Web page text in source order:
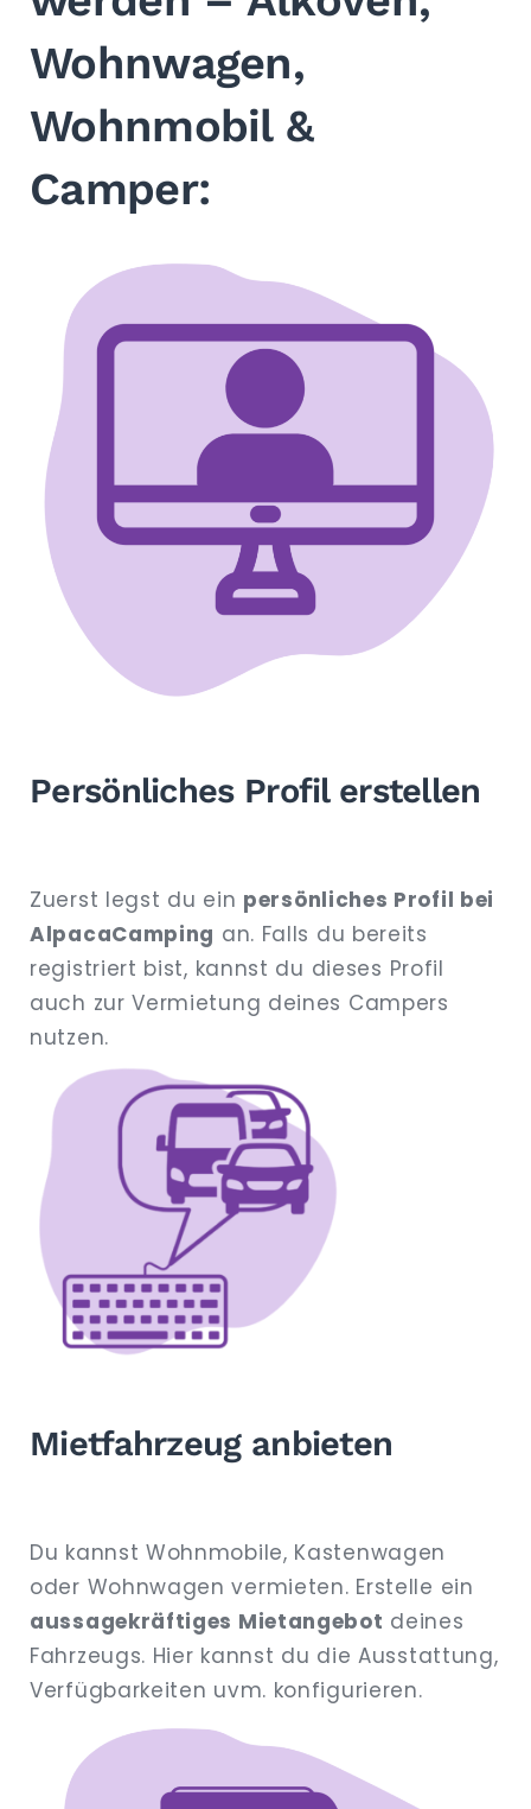
Wohnwagen,
Wohnmobil &
Camper:
Persönliches Profil erstellen
Zuerst legst du ein persönliches Profil bei
AlpacaCamping an. Falls du bereits
registriert bist, kannst du dieses Profil
auch zur Vermietung deines Campers
nutzen.
Mietfahrzeug anbieten
Du kannst Wohnmobile, Kastenwagen
oder Wohnwagen vermieten. Erstelle ein
aussagekräftiges Mietangebot deines
Fahrzeugs. Hier kannst du die Ausstattung,
Verfügbarkeiten uvm. konfigurieren.